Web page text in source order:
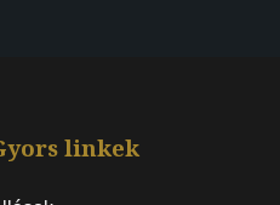
linkek